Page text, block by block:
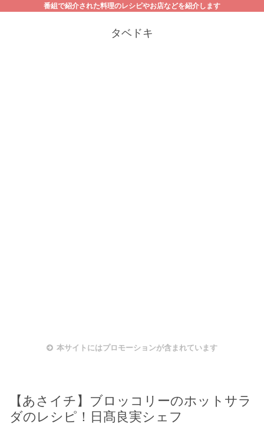
番組で紹介された料理のレシピやお店などを紹介します
タベドキ
本サイトにはプロモーションが含まれています
【あさイチ】ブロッコリーのホットサラ
ダのレシピ！日髙良実シェフ